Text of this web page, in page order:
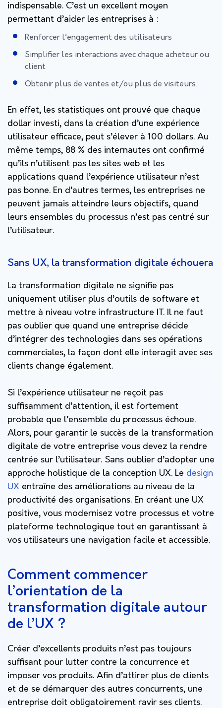
indispensable. C’est un excellent moyen
permettant d’aider les entreprises à :
Renforcer l’engagement des utilisateurs
Simplifier les interactions avec chaque acheteur ou
client
Obtenir plus de ventes et/ou plus de visiteurs.
En effet, les statistiques ont prouvé que chaque
dollar investi, dans la création d’une expérience
utilisateur efficace, peut s’élever à 100 dollars. Au
même temps, 88 % des internautes ont confirmé
qu’ils n’utilisent pas les sites web et les
applications quand l’expérience utilisateur n’est
pas bonne. En d’autres termes, les entreprises ne
peuvent jamais atteindre leurs objectifs, quand
leurs ensembles du processus n’est pas centré sur
l’utilisateur.
Sans UX, la transformation digitale échouera
La transformation digitale ne signifie pas
uniquement utiliser plus d’outils de software et
mettre à niveau votre infrastructure IT. Il ne faut
pas oublier que quand une entreprise décide
d’intégrer des technologies dans ses opérations
commerciales, la façon dont elle interagit avec ses
clients change également.
Si l’expérience utilisateur ne reçoit pas
suffisamment d’attention, il est fortement
probable que l’ensemble du processus échoue.
Alors, pour garantir le succès de la transformation
digitale de votre entreprise vous devez la rendre
centrée sur l’utilisateur. Sans oublier d’adopter une
approche holistique de la conception UX. Le design
UX entraîne des améliorations au niveau de la
productivité des organisations. En créant une UX
positive, vous modernisez votre processus et votre
plateforme technologique tout en garantissant à
vos utilisateurs une navigation facile et accessible.
Comment commencer
l’orientation de la
transformation digitale autour
de l’UX ?
Créer d’excellents produits n’est pas toujours
suffisant pour lutter contre la concurrence et
imposer vos produits. Afin d’attirer plus de clients
et de se démarquer des autres concurrents, une
entreprise doit obligatoirement ravir ses clients.